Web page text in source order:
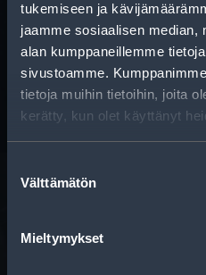
tukemiseen ja
jaamme sosiaalisen median,
alan kumppaneillemme
sivustoamme.
tietoja muihin tietoihin, joita
kerätty, kun olet käyttänyt
valinta
Välttämätön
Mieltymykset
Tee ostoksesi